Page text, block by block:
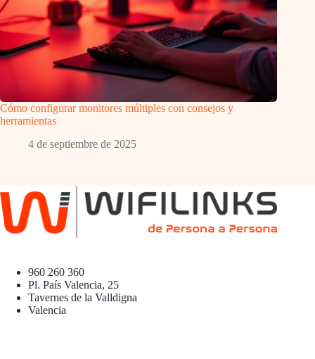
Cómo configurar monitores múltiples con consejos y
herramientas
4 de septiembre de 2025
960 260 360
Pl. País Valencia, 25
Tavernes de la Valldigna
Valencia